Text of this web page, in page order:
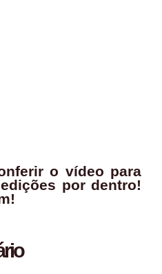
o vídeo para
por dentro!